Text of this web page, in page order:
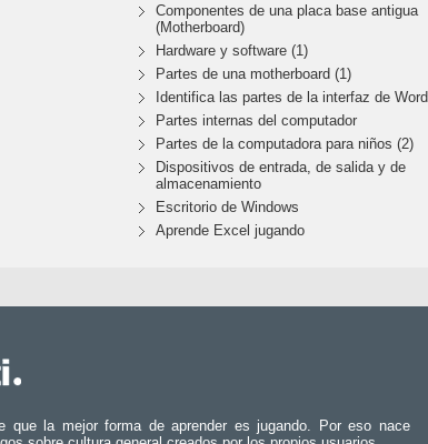
Componentes de una placa base antigua
(Motherboard)
Hardware y software (1)
Partes de una motherboard (1)
Identifica las partes de la interfaz de Word
Partes internas del computador
Partes de la computadora para niños (2)
Dispositivos de entrada, de salida y de
almacenamiento
Escritorio de Windows
Aprende Excel jugando
que la mejor forma de aprender es jugando. Por eso nace